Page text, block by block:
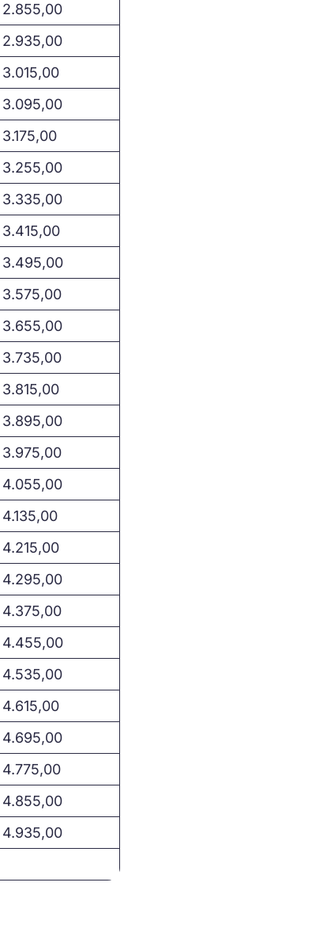
2.855,00
2.935,00
3.015,00
3.095,00
3.175,00
3.255,00
3.335,00
3.415,00
3.495,00
3.575,00
3.655,00
3.735,00
3.815,00
3.895,00
3.975,00
4.055,00
4.135,00
4.215,00
4.295,00
4.375,00
4.455,00
4.535,00
4.615,00
4.695,00
4.775,00
4.855,00
4.935,00